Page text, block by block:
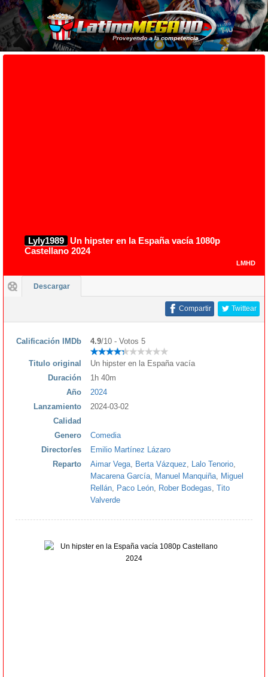
Lyly1989 Un hipster en la España vacía 1080p
Castellano 2024
LMHD
Descargar
Twittear
Compartir
Calificación IMDb 4.9/10 - Votos 5
Titulo original
Un hipster en la España vacía
Duración
1h 40m
Año
2024
Lanzamiento
2024-03-02
Calidad
Genero
Comedia
Director/es
Emilio Martínez Lázaro
Reparto
Aimar Vega Berta Vázquez Lalo Tenorio
Macarena García
Manuel Manquiña
Miguel
Rellán
Paco León Rober Bodegas Tito
Valverde